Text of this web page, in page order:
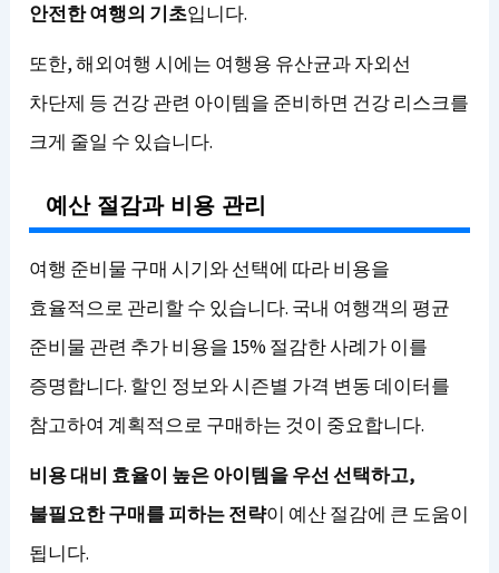
안전한 여행의 기초입니다.
또한, 해외여행 시에는 여행용 유산균과 자외선
차단제 등 건강 관련 아이템을 준비하면 건강 리스크를
크게 줄일 수 있습니다.
예산 절감과 비용 관리
여행 준비물 구매 시기와 선택에 따라 비용을
효율적으로 관리할 수 있습니다. 국내 여행객의 평균
준비물 관련 추가 비용을 15% 절감한 사례가 이를
증명합니다. 할인 정보와 시즌별 가격 변동 데이터를
참고하여 계획적으로 구매하는 것이 중요합니다.
비용 대비 효율이 높은 아이템을 우선 선택하고,
불필요한 구매를 피하는 전략이 예산 절감에 큰 도움이
됩니다.